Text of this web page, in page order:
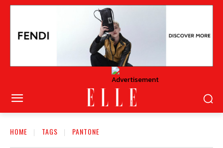
HOME TAGS PANTONE